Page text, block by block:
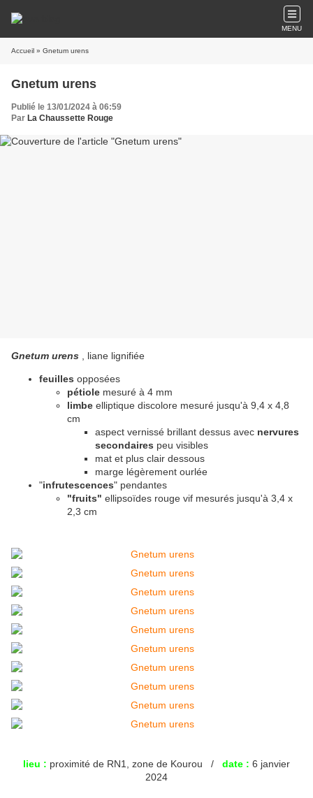
MENU
Accueil » Gnetum urens
Gnetum urens
Publié le 13/01/2024 à 06:59
Par La Chaussette Rouge
Gnetum urens , liane lignifiée
feuilles opposées
pétiole mesuré à 4 mm
limbe elliptique discolore mesuré jusqu'à 9,4 x 4,8
cm
aspect vernissé brillant dessus avec nervures
secondaires peu visibles
mat et plus clair dessous
marge légèrement ourlée
"infrutescences" pendantes
"fruits" ellipsoïdes rouge vif mesurés jusqu'à 3,4 x
2,3 cm
lieu : proximité de RN1, zone de Kourou / date : 6 janvier
2024